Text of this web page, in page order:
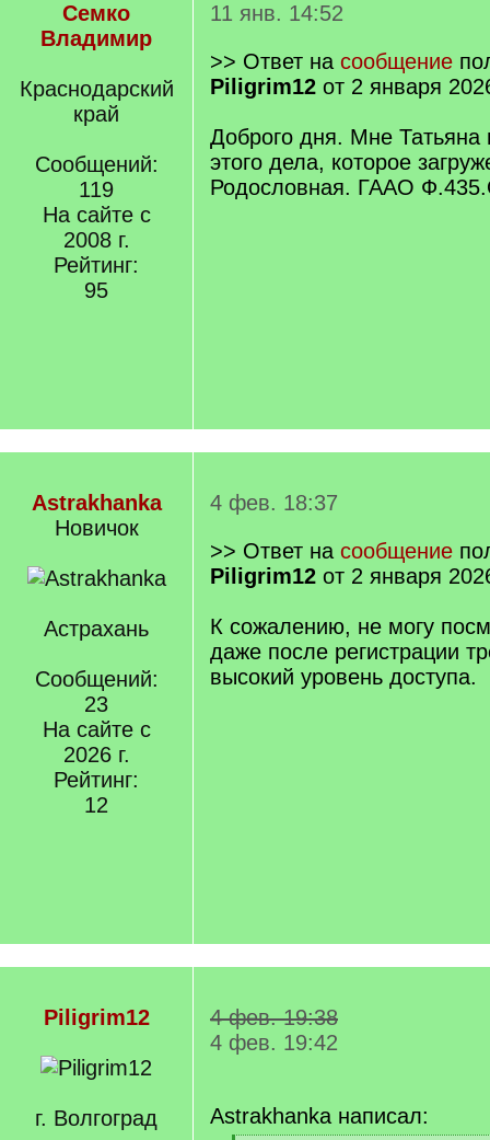
Семко
Владимир
Краснодарский
край
Сообщений:
119
На сайте с
2008 г.
Рейтинг:
95
11 янв. 14:52
>> Ответ на сообщение
Piligrim12 от 2 января
Доброго дня. Мне Татьяна
этого дела, которое
Родословная. ГААО
Astrakhanka
Новичок
Астрахань
Сообщений:
23
На сайте с
2026 г.
Рейтинг:
12
4 фев. 18:37
>> Ответ на сообщение
Piligrim12 от 2 января
К сожалению, не могу
даже после регистрации
высокий уровень доступа.
Piligrim12
г. Волгоград
4 фев. 19:38
4 фев. 19:42
Astrakhanka написал: